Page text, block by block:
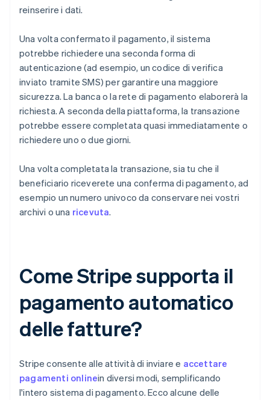
reinserire i dati.
Una volta confermato il pagamento, il sistema
potrebbe richiedere una seconda forma di
autenticazione (ad esempio, un codice di verifica
inviato tramite SMS) per garantire una maggiore
sicurezza. La banca o la rete di pagamento elaborerà la
richiesta. A seconda della piattaforma, la transazione
potrebbe essere completata quasi immediatamente o
richiedere uno o due giorni.
Una volta completata la transazione, sia tu che il
beneficiario riceverete una conferma di pagamento, ad
esempio un numero univoco da conservare nei vostri
archivi o una ricevuta.
Come Stripe supporta il
pagamento automatico
delle fatture?
Stripe consente alle attività di inviare e accettare
pagamenti onlinein diversi modi, semplificando
l'intero sistema di pagamento. Ecco alcune delle